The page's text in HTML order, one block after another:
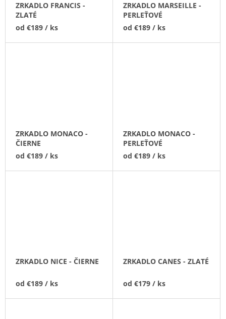
ZRKADLO FRANCIS -
ZLATÉ
od €189 / ks
ZRKADLO MARSEILLE -
PERLEŤOVÉ
od €189 / ks
ZRKADLO MONACO -
ČIERNE
od €189 / ks
ZRKADLO MONACO -
PERLEŤOVÉ
od €189 / ks
ZRKADLO NICE - ČIERNE
od €189 / ks
ZRKADLO CANES - ZLATÉ
od €179 / ks